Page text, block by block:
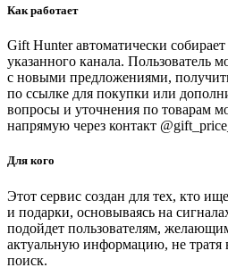
Как работает
Gift Hunter автоматически
указанного канала. Пользователь
с новыми предложениями,
по ссылке для покупки или
вопросы и уточнения по товарам
напрямую через контакт
Для кого
Этот сервис создан для тех, кто
и подарки, основываясь на
подойдет пользователям,
актуальную информацию, не тратя
поиск.